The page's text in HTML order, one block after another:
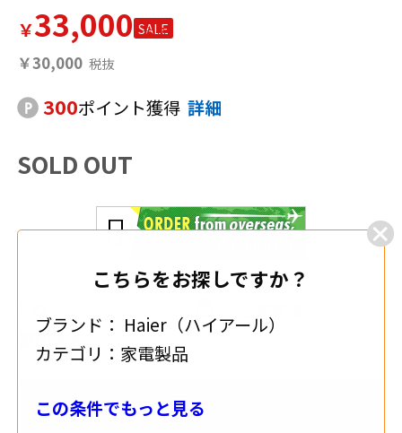
￥33,000 SALE
￥30,000
300ポイント獲得 詳細
SOLD OUT
こちらをお探しですか？
ブランド： Haier（ハイアール）
カテゴリ： 家電製品
この条件でもっと見る
追加する
シェアする
送料・配送について